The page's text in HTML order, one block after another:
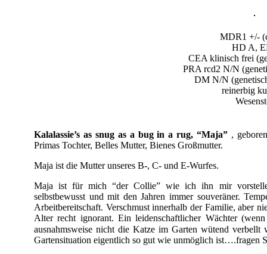
MDR1 +/-
HD A,
CEA klinisch frei
PRA rcd2 N/N
DM N/N
reinerbig
Kalalassie’s as snug as a bug in a rug, “Maja” ,
Primas Tochter, Belles Mutter, Bienes Großmutter.
Maja ist die Mutter unseres B-, C- und E-Wurfes.
Maja ist für mich “der Collie” wie ich ihn mir
selbstbewusst und mit den Jahren immer souveräner.
Arbeitbereitschaft. Verschmust innerhalb der Familie, aber
Alter recht ignorant. Ein leidenschaftlicher Wächter
ausnahmsweise nicht die Katze im Garten wütend
Gartensituation eigentlich so gut wie unmöglich ist….fragen